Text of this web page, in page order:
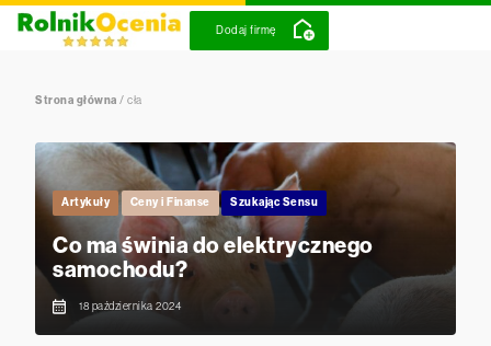
Dodaj firmę
Strona główna / cła
Artykuły Ceny i Finanse Szukając Sensu
Co ma świnia do elektrycznego
samochodu?
18 października 2024